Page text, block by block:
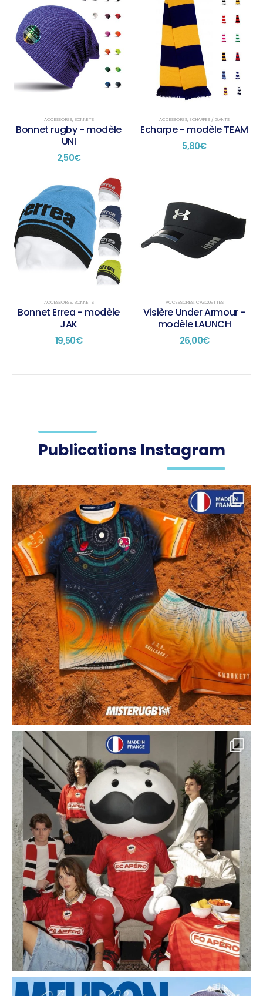
ACCESSOIRES, BONNETS
Bonnet rugby - modèle
UNI
2,50€
ACCESSOIRES, ECHARPES / GANTS
Echarpe - modèle TEAM
5,80€
ACCESSOIRES, BONNETS
Bonnet Errea - modèle
JAK
19,50€
ACCESSOIRES, CASQUETTES
Visière Under Armour -
modèle LAUNCH
26,00€
Publications Instagram